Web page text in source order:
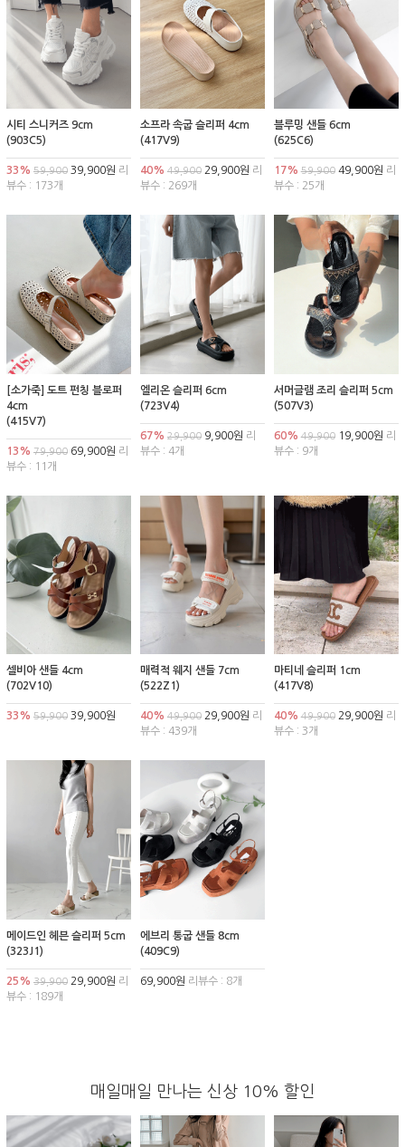
시티 스니커즈 9cm
(903C5)
33% 59,900 39,900원 리
뷰수 : 173개
소프라 속굽 슬리퍼 4cm
(417V9)
40% 49,90029,900원 리
뷰수 : 269개
블루밍 샌들 6cm
(625C6)
17% 59,90049,900원 리
뷰수 : 25개
[소가죽] 도트 펀칭 블로퍼
4cm
(415V7)
13% 79,900 69,900원 리
뷰수 : 11개
엘리온 슬리퍼 6cm
(723V4)
67% 29,9009,900원 리
뷰수 : 4개
서머글램 조리 슬리퍼 5cm
(507V3)
60% 49,90019,900원 리
뷰수 : 9개
셀비아 샌들 4cm
(702V10)
33% 59,900 39,900원
매력적 웨지 샌들 7cm
(522Z1)
40% 49,90029,900원 리
뷰수 : 439개
마티네 슬리퍼 1cm
(417V8)
40% 49,90029,900원 리
뷰수 : 3개
메이드인 헤븐 슬리퍼 5cm
(323J1)
25% 39,900 29,900원 리
뷰수 : 189개
에브리 통굽 샌들 8cm
(409C9)
69,900원 리뷰수 : 8개
매일매일 만나는 신상 10% 할인